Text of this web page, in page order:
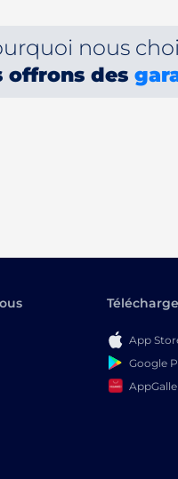
nous
offrons des
App
Google